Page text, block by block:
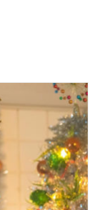
Katy Perry?